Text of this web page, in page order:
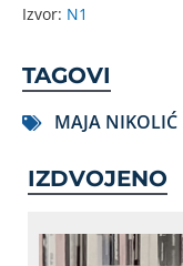
Izvor: N1
TAGOVI
MAJA NIKOLIĆ
IZDVOJENO